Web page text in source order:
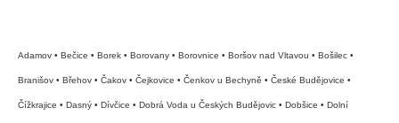
Adamov • Bečice • Borek • Borovany • Borovnice • Boršov nad Vltavou • Bošilec •
Branišov • Břehov • Čakov • Čejkovice • Čenkov u Bechyně • České Budějovice •
Čížkrajice • Dasný • Dívčice • Dobrá Voda u Českých Budějovic • Dobšice • Dolní